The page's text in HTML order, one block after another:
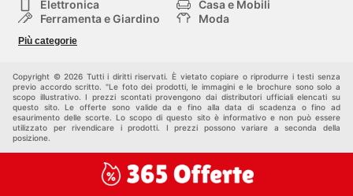
Elettronica
Casa e Mobili
Ferramenta e Giardino
Moda
Bambini e Neonati
Più categorie
Copyright © 2026 Tutti i diritti riservati. È vietato copiare o riprodurre i testi senza
previo accordo scritto. "Le foto dei prodotti, le immagini e le brochure sono solo a
scopo illustrativo. I prezzi scontati provengono dai distributori ufficiali elencati su
questo sito. Le offerte sono valide da e fino alla data di scadenza o fino ad
esaurimento delle scorte. Lo scopo di questo sito è informativo e non può essere
utilizzato per rivendicare i prodotti. I prezzi possono variare a seconda della
posizione.